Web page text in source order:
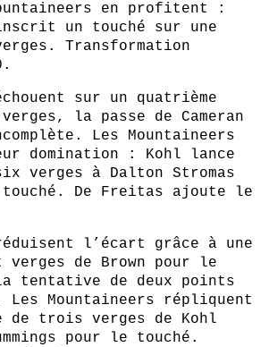
en profitent :
un touché sur une
Transformation
sur un quatrième
la passe de Cameran
Les Mountaineers
domination : Kohl lance
verges à Dalton Stromas
De Freitas ajoute le
l’écart grâce à une
verges de Brown pour le
tentative de deux points
Les Mountaineers répliquent
de trois verges de Kohl
pour le touché.